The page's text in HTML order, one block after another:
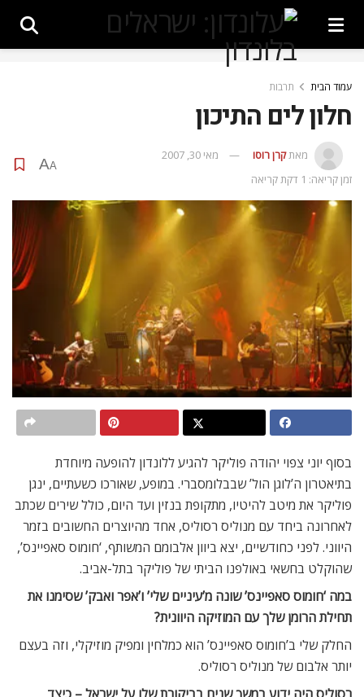
עמוד הבית תרבות
חלון לים התיכון
מאתקרן רוסו
מאי 30, 2007
זמן קריאה: 1 דקת קריאה
A
A
בסוף יוני צפוי יהודה פוליקר להגיע ללונדון להופעה מיוחדת
בתיאטרון ה’לוגן הול’ שבבלומסברי. במופע, שאורכו כשעתיים, ינגן
פוליקר את מיטב להיטיו, מתקופת בנזין ועד היום, כולל שירים שכתב
לאחרונה ביחד עם מנוליס רסוליס, אחד מהיוצרים החשובים בזמר
היווני. לפני כחודשיים, יצא ביוון אלבומם המשותף, ‘חומוס סאפיינס’,
שהוקלט בחשאי באולפנו הביתי של פוליקר בתל-אביב.
במה ‘חומוס סאפיינס’ שונה מ’עיניים שלי’ ו’אפר ואבק’ שסימנו את
תחילת הרומן שלך עם המוזיקה היוונית?
החלק שלי ב’חומוס סאפיינס’ הוא כמלחין ומפיק מוזיקלי, וזה בעצם
יותר אלבום של מנוליס רסוליס.